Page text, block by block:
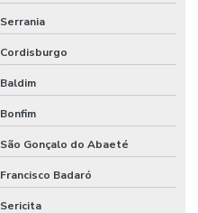
Serrania
Cordisburgo
Baldim
Bonfim
São Gonçalo do Abaeté
Francisco Badaró
Sericita